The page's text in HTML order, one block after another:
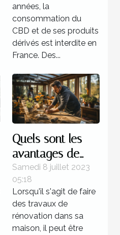
années, la
consommation du
CBD et de ses produits
dérivés est interdite en
France. Des...
Quels sont les
avantages de
faire recours à un
expert pour la
rénovation de sa
maison ?
Samedi 8 juillet 2023
05:18
Lorsqu'il s'agit de faire
des travaux de
rénovation dans sa
maison, il peut être